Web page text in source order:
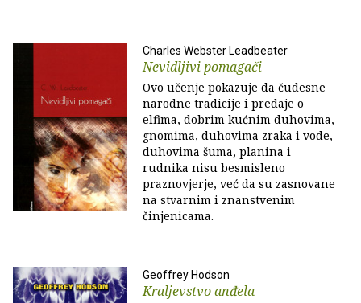
Charles Webster Leadbeater
Nevidljivi pomagači
Ovo učenje pokazuje da čudesne
narodne tradicije i predaje o
elfima, dobrim kućnim duhovima,
gnomima, duhovima zraka i vode,
duhovima šuma, planina i
rudnika nisu besmisleno
praznovjerje, već da su zasnovane
na stvarnim i znanstvenim
činjenicama.
Geoffrey Hodson
Kraljevstvo anđela